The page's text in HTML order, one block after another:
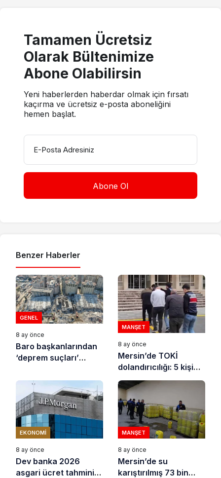
Tamamen Ücretsiz
Olarak Bültenimize
Abone Olabilirsin
Yeni haberlerden haberdar olmak için fırsatı
kaçırma ve ücretsiz e-posta aboneliğini
hemen başlat.
E-Posta Adresiniz
Benzer Haberler
GENEL
8 ay önce
Baro başkanlarından
‘deprem suçları’
MANŞET
8 ay önce
Mersin’de TOKİ
dolandırıcılığı: 5 kişi
tutuklandı
EKONOMI
8 ay önce
Dev banka 2026
asgari ücret tahminini
MANŞET
8 ay önce
Mersin’de su
karıştırılmış 73 bin